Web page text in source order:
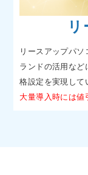
リースアップパ
ランドの活用など
格設定を実現して
大量導入時には値